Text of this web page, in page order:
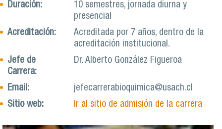
Duración:
10 semestres, jornada diurna y
presencial
Acreditación:
Acreditada por 7 años, dentro de la
acreditación institucional.
Jefe de
Carrera:
Dr. Alberto González Figueroa
Email:
jefecarrerabioquimica@usach.cl
Sitio web:
Ir al sitio de admisión de la carrera